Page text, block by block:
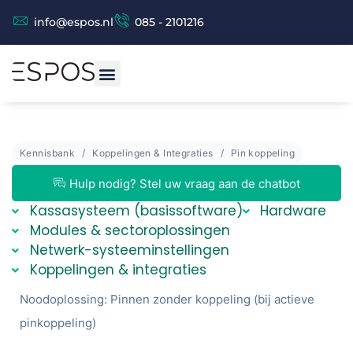
info@espos.nl 085 - 2101216
Kennisbank Koppelingen & Integraties Pin koppeling
Hulp nodig? Stel uw vraag aan de chatbot
Kassasysteem (basissoftware)
Hardware
Modules & sectoroplossingen
Netwerk-systeeminstellingen
Koppelingen & integraties
Noodoplossing: Pinnen zonder koppeling (bij actieve
pinkoppeling)
Espos Chat (beta versie)